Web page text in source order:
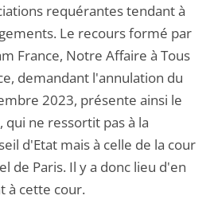
requérantes tendant à
Le recours formé par
France, Notre Affaire à Tous
demandant l'annulation du
2023, présente ainsi le
ne ressortit pas à la
d'Etat mais à celle de la cour
de Paris. Il y a donc lieu d'en
à cette cour.